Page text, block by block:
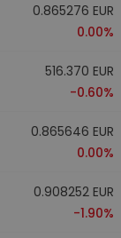
0.865276 EUR
0.00%
516.370 EUR
-0.60%
0.865646 EUR
0.00%
0.908252 EUR
-1.90%